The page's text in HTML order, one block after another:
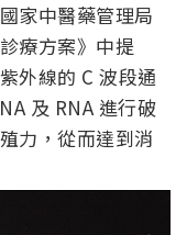
家中醫藥管理局
療方案》中提
外線的 C 波段通
及 RNA 進行破
力，從而達到消